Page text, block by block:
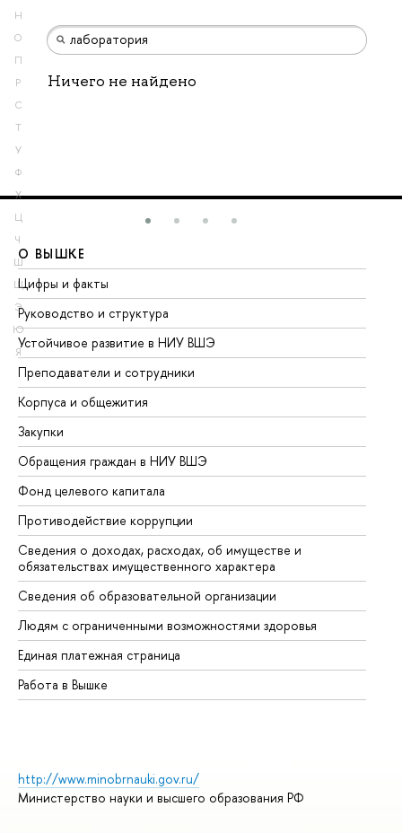
Н
О
П
Р
С
Т
У
Ф
Х
Ц
Ч
Ш
Щ
Э
Ю
Я
Ничего не найдено
О ВЫШКЕ
Цифры и факты
Руководство и структура
Устойчивое развитие в НИУ ВШЭ
Преподаватели и сотрудники
Корпуса и общежития
Закупки
Обращения граждан в НИУ ВШЭ
Фонд целевого капитала
Противодействие коррупции
Сведения о доходах, расходах, об имуществе и
обязательствах имущественного характера
Сведения об образовательной организации
Людям с ограниченными возможностями здоровья
Единая платежная страница
Работа в Вышке
http://www.minobrnauki.gov.ru/
Министерство науки и высшего образования РФ